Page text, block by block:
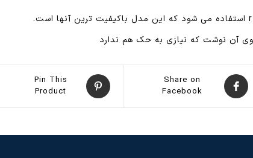
آن نوشت که نیازی به حک هم ندارد
Share on
Facebook
Pin This
Product